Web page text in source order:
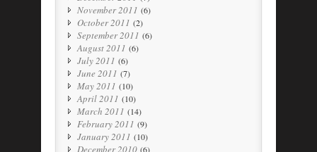
November 2011 (6)
October 2011 (2)
September 2011 (6)
August 2011 (6)
July 2011 (6)
June 2011 (7)
May 2011 (10)
April 2011 (10)
March 2011 (14)
February 2011 (9)
January 2011 (10)
December 2010 (6)